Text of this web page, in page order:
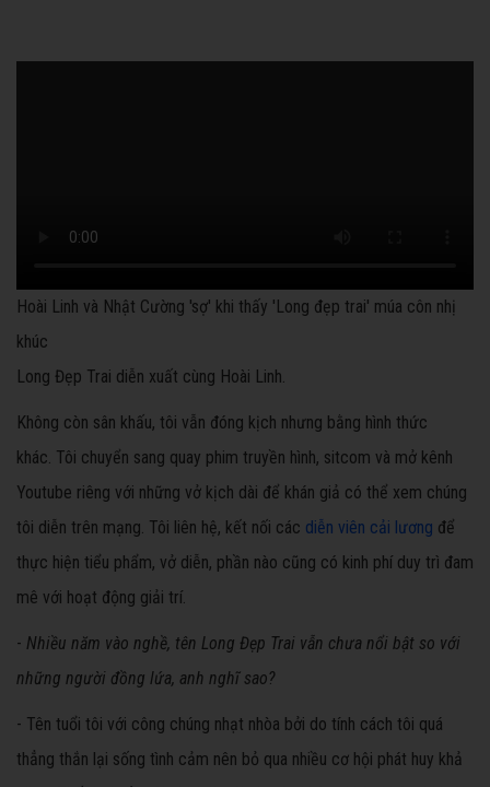
Hoài Linh và Nhật Cường 'sợ' khi thấy 'Long đẹp trai' múa côn nhị
khúc
Long Đẹp Trai diễn xuất cùng Hoài Linh.
Không còn sân khấu, tôi vẫn đóng kịch nhưng bằng hình thức
khác. Tôi chuyển sang quay phim truyền hình, sitcom và mở kênh
Youtube riêng với những vở kịch dài để khán giả có thể xem chúng
tôi diễn trên mạng. Tôi liên hệ, kết nối các diễn viên cải lương để
thực hiện tiểu phẩm, vở diễn, phần nào cũng có kinh phí duy trì đam
mê với hoạt động giải trí.
- Nhiều năm vào nghề, tên Long Đẹp Trai vẫn chưa nổi bật so với
những người đồng lứa, anh nghĩ sao?
- Tên tuổi tôi với công chúng nhạt nhòa bởi do tính cách tôi quá
thẳng thắn lại sống tình cảm nên bỏ qua nhiều cơ hội phát huy khả